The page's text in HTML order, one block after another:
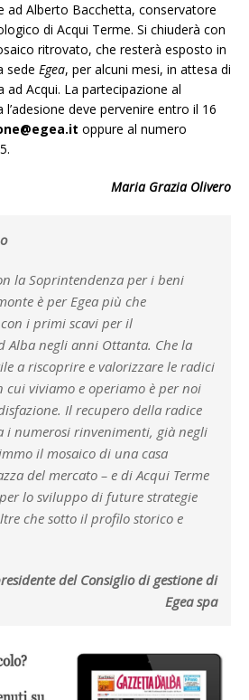
ad Alberto Bacchetta, conservatore
di Acqui Terme. Si chiuderà con
ritrovato, che resterà esposto in
sede Egea, per alcuni mesi, in attesa di
Acqui. La partecipazione al
deve pervenire entro il 16
oppure al numero
Maria Grazia Olivero
la Soprintendenza per i beni
è per Egea più che
i primi scavi per il
Alba negli anni Ottanta. Che la
a riscoprire e valorizzare le radici
cui viviamo e operiamo è per noi
Il recupero della radice
i numerosi rinvenimenti, già negli
il mosaico di una casa
del mercato – e di Acqui Terme
lo sviluppo di future strategie
che sotto il profilo storico e
del Consiglio di gestione di
Egea spa